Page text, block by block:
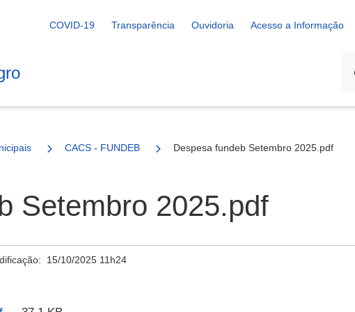
COVID-19 Transparência Ouvidoria Acesso a Informação
CACS - FUNDEB Despesa fundeb Setembro 2025.pdf
Setembro 2025.pdf
15/10/2025 11h24